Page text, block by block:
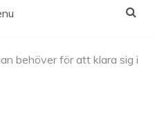
behöver för att klara sig i